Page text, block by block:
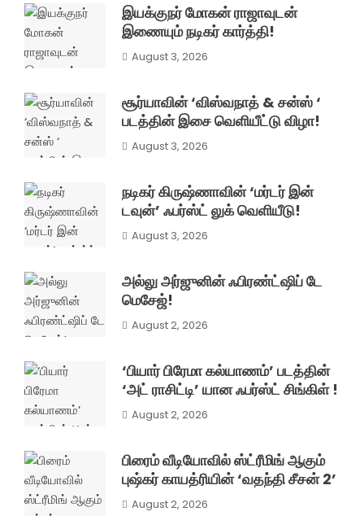
இயக்குநர் மோகன் ராஜாவுடன்
இணையும் நடிகர் கார்த்தி!
August 3, 2026
சூர்யாவின் ‘விஸ்வநாத் & சன்ஸ் ‘
படத்தின் இசை வெளியீட்டு விழா!
August 3, 2026
நடிகர் கிருஷ்ணாவின் ‘மர்டர் இன்
டவுன்’ ஃபர்ஸ்ட் லுக் வெளியீடு!
August 3, 2026
அல்லு அர்ஜுனின் ஃபிரண்ட்ஷிப் டே
மெசேஜ்!
August 2, 2026
‘பியார் பிரேமா கல்யாணம்’ படத்தின்
‘அட் ராசிட்டி’ யான ஃபர்ஸ்ட் சிங்கிள் !
August 2, 2026
பிரைம் வீடியோவில் ஸ்ட்ரீமிங் ஆகும்
புஷ்கர் காயத்ரியின் ‘வதந்தி சீசன் 2’
August 2, 2026